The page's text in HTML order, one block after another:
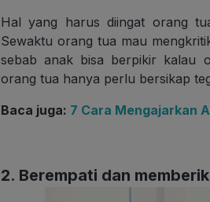
Hal yang harus diingat orang
Sewaktu orang tua mau
sebab anak bisa berpikir kalau
orang tua hanya perlu bersikap
Baca juga: 7 Cara Mengajarkan
2. Berempati dan